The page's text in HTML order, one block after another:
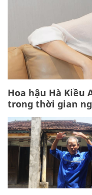
Hoa hậu Hà Kiều
trong thời gian